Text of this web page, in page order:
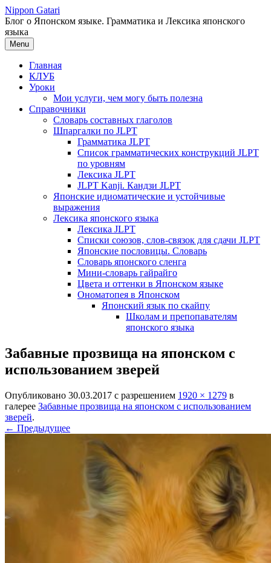
Перейти
к
содержимому
Nippon Gatari
Блог о Японском языке. Грамматика и Лексика японского
языка
Menu
Главная
КЛУБ
Уроки
Мои услуги, чем могу быть полезна
Справочники
Словарь составных глаголов
Шпаргалки по JLPT
Грамматика JLPT
Список грамматических конструкций JLPT
по уровням
Лексика JLPT
JLPT Kanji. Кандзи JLPT
Японские идиоматические и устойчивые
выражения
Лексика японского языка
Лексика JLPT
Списки союзов, слов-связок для сдачи JLPT
Японские пословицы. Словарь
Словарь японского сленга
Мини-словарь гайрайго
Цвета и оттенки в Японском языке
Ономатопея в Японском
Японский язык по скайпу
Школам и препопавателям
японского языка
Забавные прозвища на японском с
использованием зверей
Опубликовано 30.03.2017 с разрешением 1920 × 1279 в
галерее Забавные прозвища на японском с использованием
зверей.
← Предыдущее